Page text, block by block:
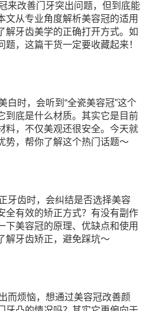
来改善门牙突出问题，但到底能
文从专业角度解析美容冠的适用
解牙齿美学的正确打开方式。如
题，这篇干货一定要收藏起来！
白时，会听到“全瓷美容冠”这个
到底是什么材质。其实它是目前
料，不仅美观还很安全。今天就
势，帮你了解这个热门话题～
牙齿时，会纠结是否选择美容
全有效的矫正方式？有没有副作
下美容冠的原理、优缺点和使用
解牙齿矫正，避免踩坑～
而烦恼，想通过美容冠改善颜